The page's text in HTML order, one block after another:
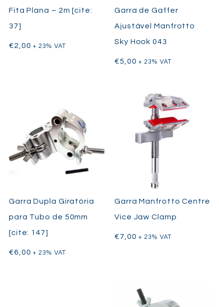
Fita Plana – 2m [cite:
37]
€2,00 + 23% VAT
Garra de Gaffer
Ajustável Manfrotto
Sky Hook 043
€5,00 + 23% VAT
Garra Dupla Giratória
para Tubo de 50mm
[cite: 147]
€6,00 + 23% VAT
Garra Manfrotto Centre
Vice Jaw Clamp
€7,00 + 23% VAT